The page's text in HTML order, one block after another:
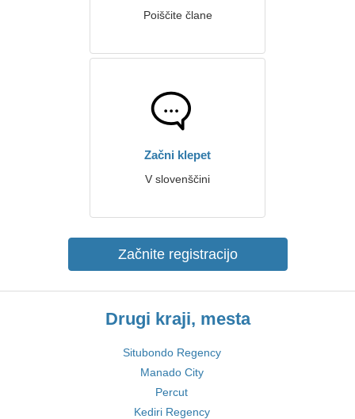
Poiščite člane
Začni klepet
V slovenščini
Začnite registracijo
Drugi kraji, mesta
Situbondo Regency
Manado City
Percut
Kediri Regency